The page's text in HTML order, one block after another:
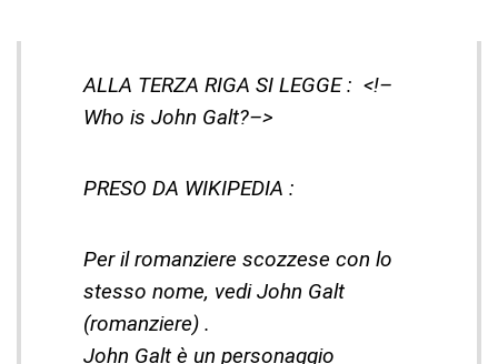
ALLA TERZA RIGA SI LEGGE : <!–
Who is John Galt?–>
PRESO DA WIKIPEDIA :
Per il romanziere scozzese con lo
stesso nome, vedi John Galt
(romanziere) .
John Galt è un personaggio